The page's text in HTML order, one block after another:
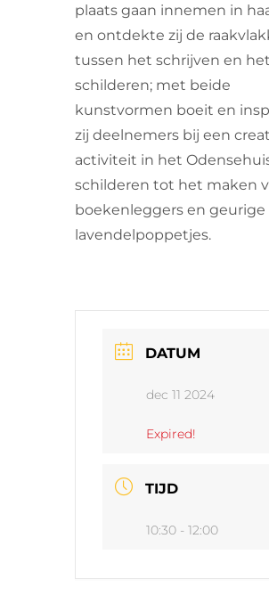
plaats gaan innemen in
en ontdekte zij de
tussen het schrijven en het
schilderen; met beide
kunstvormen boeit en
zij deelnemers bij een
activiteit in het
schilderen tot het maken
boekenleggers en geurige
lavendelpoppetjes.
DATUM
dec 11 2024
Expired!
TIJD
10:30 - 12:00